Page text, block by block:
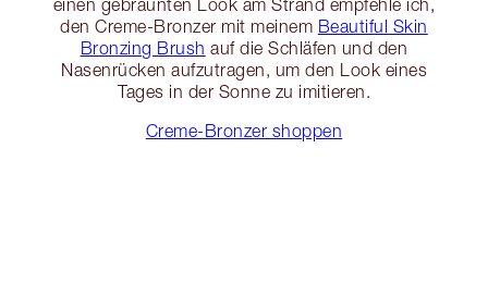
einen gebräunten Look am Strand empfehle ich,
den Creme-Bronzer mit meinem Beautiful Skin
Bronzing Brush auf die Schläfen und den
Nasenrücken aufzutragen, um den Look eines
Tages in der Sonne zu imitieren.
Creme-Bronzer shoppen